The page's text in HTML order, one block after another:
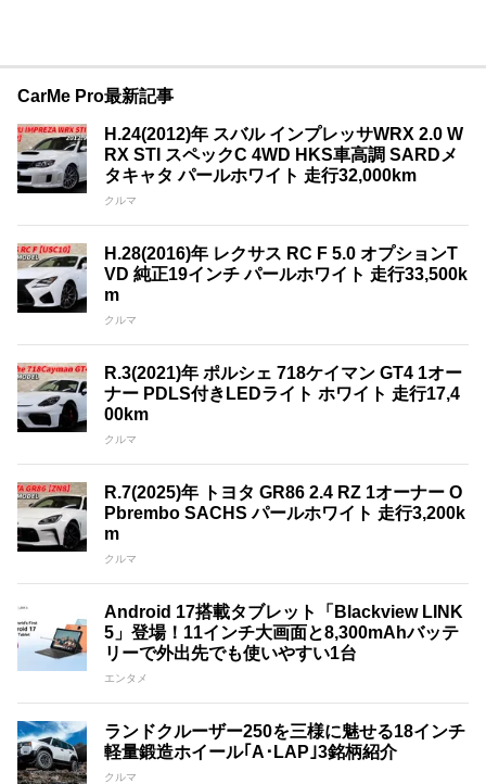
CarMe Pro最新記事
H.24(2012)年 スバル インプレッサWRX 2.0 W
RX STI スペックC 4WD HKS車高調 SARDメ
タキャタ パールホワイト 走行32,000km
クルマ
H.28(2016)年 レクサス RC F 5.0 オプションT
VD 純正19インチ パールホワイト 走行33,500k
m
クルマ
R.3(2021)年 ポルシェ 718ケイマン GT4 1オー
ナー PDLS付きLEDライト ホワイト 走行17,4
00km
クルマ
R.7(2025)年 トヨタ GR86 2.4 RZ 1オーナー O
Pbrembo SACHS パールホワイト 走行3,200k
m
クルマ
Android 17搭載タブレット「Blackview LINK
5」登場！11インチ大画面と8,300mAhバッテ
リーで外出先でも使いやすい1台
エンタメ
ランドクルーザー250を三様に魅せる18インチ
軽量鍛造ホイール｢A･LAP｣3銘柄紹介
クルマ